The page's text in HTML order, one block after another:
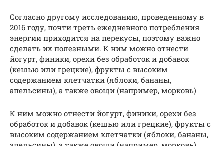
Согласно другому исследованию, проведенному в
2016 году, почти треть ежедневного потребления
энергии приходится на перекусы, поэтому важно
сделать их полезными. К ним можно отнести
йогурт, финики, орехи без обработок и добавок
(кешью или грецкие), фрукты с высоким
содержанием клетчатки (яблоки, бананы,
апельсины), а также овощи (например, морковь)
К ним можно отнести йогурт, финики, орехи без
обработок и добавок (кешью или грецкие), фрукты с
высоким содержанием клетчатки (яблоки, бананы,